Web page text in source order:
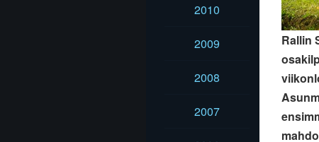
2010
2009
2008
2007
Rallin